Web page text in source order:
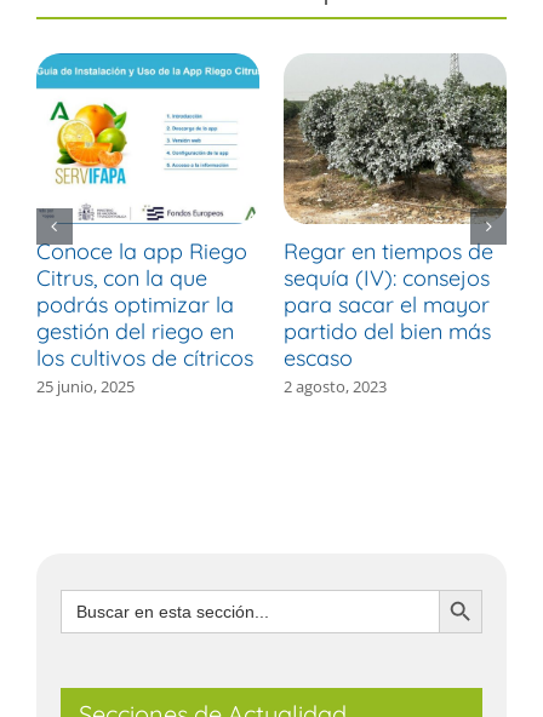
Conoce la app Riego
Citrus, con la que
podrás optimizar la
gestión del riego en
los cultivos de cítricos
25 junio, 2025
Regar en tiempos de
sequía (IV): consejos
para sacar el mayor
partido del bien más
escaso
2 agosto, 2023
Buscar: Botón de búsqueda